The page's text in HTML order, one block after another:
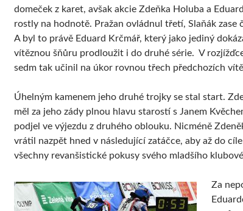
domeček z karet, avšak akcie Zdeňka Holuba a
rostly na hodnotě. Pražan ovládnul třetí, Slaňák zase
A byl to právě Eduard Krčmář, který jako jediný
vítěznou šňůru prodloužit i do druhé série. V
sedm tak učinil na úkor rovnou třech předchozích
Úhelným kamenem jeho druhé trojky se stal start.
měl za jeho zády plnou hlavu starostí s Janem
podjel ve výjezdu z druhého oblouku. Nicméně
vrátil nazpět hned v následující zatáčce, aby až do cíle
všechny revanšistické pokusy svého mladšího
Za